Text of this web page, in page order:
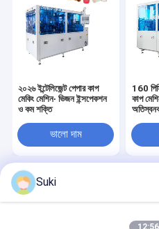
২০২৬ ইন্টেলিজেন্ট পেপার কাপ
মেকিং মেশিন∙ ভিজন ইন্সপেকশন
ও কম শক্তি
ভালো দাম
160
কাপ
অতিস্বনক
সাইট ম্যাপ
চীন
Suki